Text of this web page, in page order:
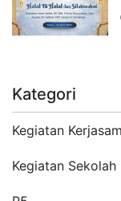
Kategori
Kegiatan
Kegiatan Sekolah